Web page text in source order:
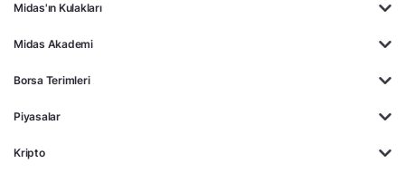
Midas'ın Kulakları
Midas Akademi
Borsa Terimleri
Piyasalar
Kripto